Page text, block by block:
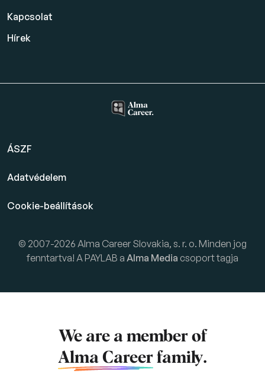
Kapcsolat
Hírek
ÁSZF
Adatvédelem
Cookie-beállítások
© 2007-2026 Alma Career Slovakia, s. r. o. Minden jog
fenntartva! A PAYLAB a Alma Media csoport tagja
We are a member of
Alma Career family.